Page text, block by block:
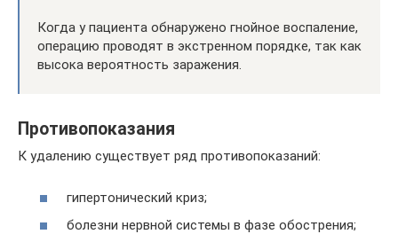
Когда у пациента обнаружено гнойное воспаление,
операцию проводят в экстренном порядке, так как
высока вероятность заражения.
Противопоказания
К удалению существует ряд противопоказаний:
гипертонический криз;
болезни нервной системы в фазе обострения;